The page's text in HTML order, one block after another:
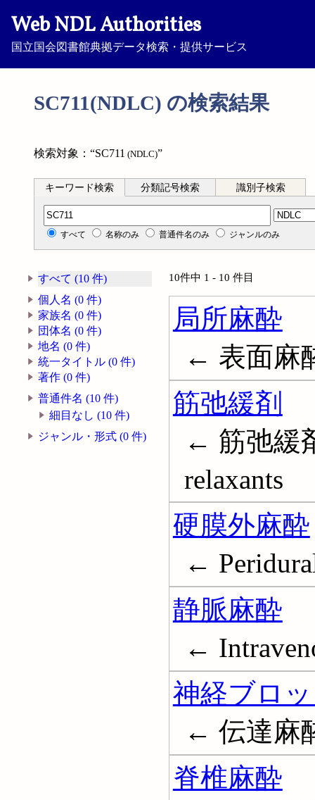
Web NDL Authorities
国立国会図書館典拠データ検索・提供サービス
SC711(NDLC) の検索結果
検索対象：“SC711 (NDLC)”
キーワード検索 分類記号検索 識別子検索
分類記号検索
すべて 名称のみ 普通件名のみ ジャンルのみ
すべて (10 件)
個人名 (0 件)
家族名 (0 件)
団体名 (0 件)
地名 (0 件)
統一タイトル (0 件)
著作 (0 件)
普通件名 (10 件)
細目なし (10 件)
ジャンル・形式 (0 件)
10件中 1 - 10 件目
局所麻酔
← 表面麻
筋弛緩剤
← 筋弛緩
relaxants
硬膜外麻酔
←
静脈麻酔
←
神経ブロ
← 伝達麻
脊椎麻酔